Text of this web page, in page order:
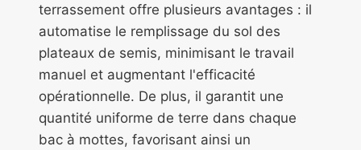
terrassement offre plusieurs avantages : il
automatise le remplissage du sol des
plateaux de semis, minimisant le travail
manuel et augmentant l'efficacité
opérationnelle. De plus, il garantit une
quantité uniforme de terre dans chaque
bac à mottes, favorisant ainsi un